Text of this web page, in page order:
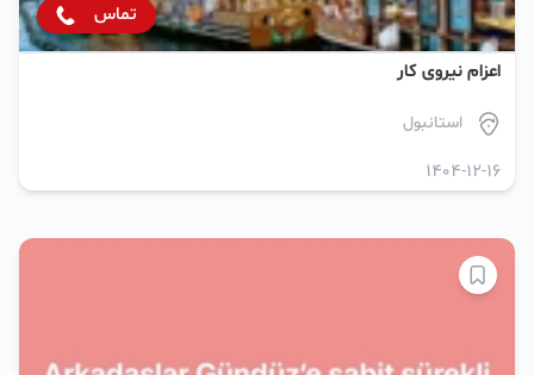
تماس
اعزام نیروی کار
استانبول
1404-12-16